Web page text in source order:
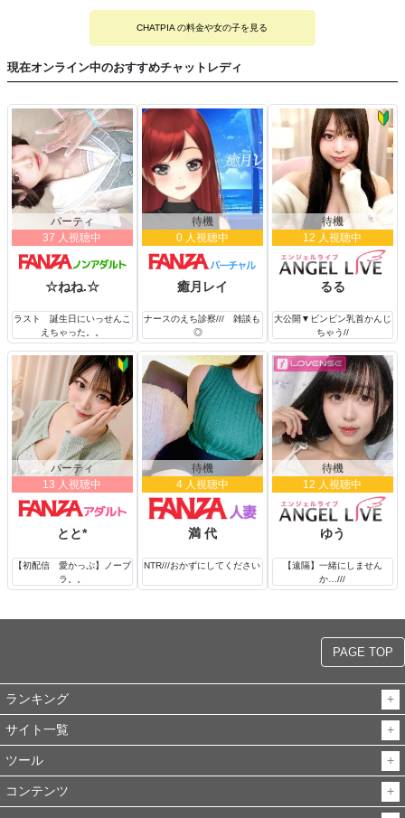
CHATPIA の料金や女の子を見る
現在オンライン中のおすすめチャットレディ
パーティ
37 人視聴中
☆ねね.☆
ラスト 誕生日にいっせんこ
えちゃった。。
待機
0 人視聴中
癒月レイ
ナースのえち診察/// 雑談も
◎
待機
12 人視聴中
るる
大公開▼ビンビン乳首かんじ
ちゃう//
パーティ
13 人視聴中
とと*
【初配信 愛かっぷ】ノーブ
ラ。。
待機
4 人視聴中
満 代
NTR///おかずにしてください
待機
12 人視聴中
ゆう
【遠隔】一緒にしません
か…///
PAGE TOP
ランキング
サイト一覧
ツール
コンテンツ